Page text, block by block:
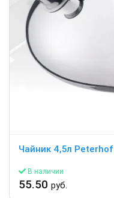
Чайник 4,5л
В наличии
55.50 руб.